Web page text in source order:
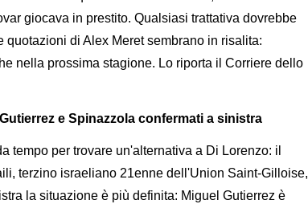
giocava in prestito. Qualsiasi trattativa dovrebbe
quotazioni di Alex Meret sembrano in risalita:
nella prossima stagione. Lo riporta il Corriere dello
e Spinazzola confermati a sinistra
tempo per trovare un'alternativa a Di Lorenzo: il
terzino israeliano 21enne dell'Union Saint-Gilloise,
la situazione è più definita: Miguel Gutierrez è